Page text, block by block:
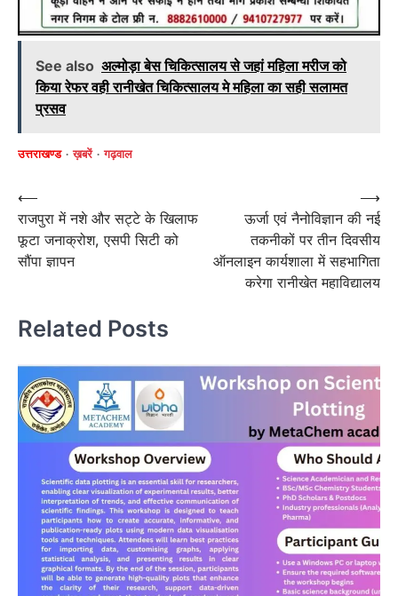
See also अल्मोड़ा बेस चिकित्सालय से जहां महिला मरीज को
किया रेफर वही रानीखेत चिकित्सालय मे महिला का सही सलामत
प्रसव
उत्तराखण्ड ख़बरें गढ़वाल
Post
navigation
⟵
राजपुरा में नशे और सट्टे के खिलाफ
फूटा जनाक्रोश, एसपी सिटी को
सौंपा ज्ञापन
ऊर्जा एवं नैनोविज्ञान की नई
तकनीकों पर तीन दिवसीय
ऑनलाइन कार्यशाला में सहभागिता
करेगा रानीखेत महाविद्यालय
⟶
Related Posts